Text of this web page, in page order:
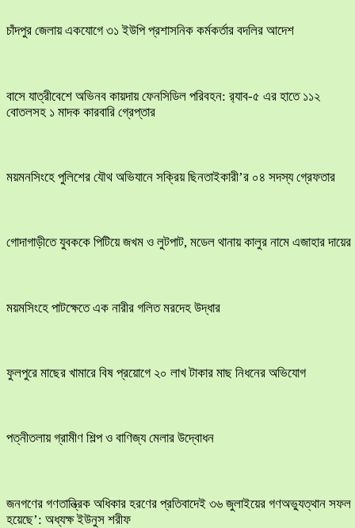
চাঁদপুর জেলায় একযোগে ৩১ ইউপি প্রশাসনিক কর্মকর্তার বদলির আদেশ
বাসে যাত্রীবেশে অভিনব কায়দায় ফেনসিডিল পরিবহন: র‍্যাব-৫ এর হাতে ১১২
বোতলসহ ১ মাদক কারবারি গ্রেপ্তার
ময়মনসিংহে পুলিশের যৌথ অভিযানে সক্রিয় ছিনতাইকারী’র ০৪ সদস্য গ্রেফতার
​গোদাগাড়ীতে যুবককে পিটিয়ে জখম ও লুটপাট, মডেল থানায় কালুর নামে এজাহার দায়ের
ময়মসিংহে পাটক্ষেতে এক নারীর গলিত মরদেহ উদ্ধার
ফুলপুরে মাছের খামারে বিষ প্রয়োগে ২০ লাখ টাকার মাছ নিধনের অভিযোগ
পত্নীতলায় গ্রামীণ শিল্প ও বাণিজ্য মেলার উদ্বোধন
জনগণের গণতান্ত্রিক অধিকার হরণের প্রতিবাদেই ৩৬ জুলাইয়ের গণঅভ্যুত্থান সফল
হয়েছে’: অধ্যক্ষ ইউনুস শরীফ